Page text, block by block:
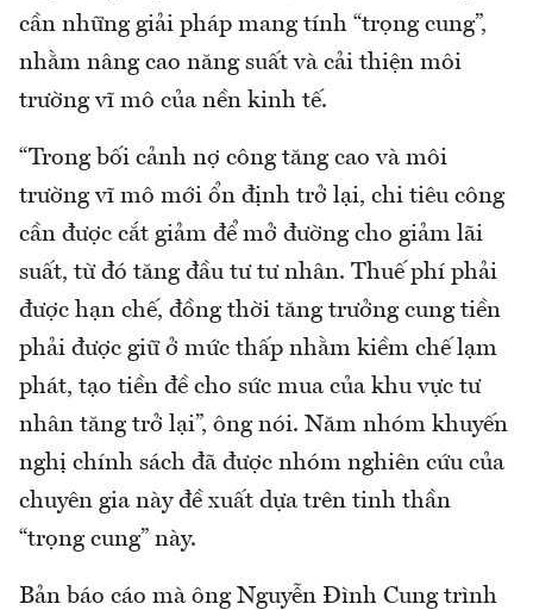
cần những giải pháp mang tính “trọng cung”,
nhằm nâng cao năng suất và cải thiện môi
trường vĩ mô của nền kinh tế.
“Trong bối cảnh nợ công tăng cao và môi
trường vĩ mô mới ổn định trở lại, chi tiêu công
cần được cắt giảm để mở đường cho giảm lãi
suất, từ đó tăng đầu tư tư nhân. Thuế phí phải
được hạn chế, đồng thời tăng trưởng cung tiền
phải được giữ ở mức thấp nhằm kiềm chế lạm
phát, tạo tiền đề cho sức mua của khu vực tư
nhân tăng trở lại”, ông nói. Năm nhóm khuyến
nghị chính sách đã được nhóm nghiên cứu của
chuyên gia này đề xuất dựa trên tinh thần
“trọng cung” này.
Bản báo cáo mà ông Nguyễn Đình Cung trình